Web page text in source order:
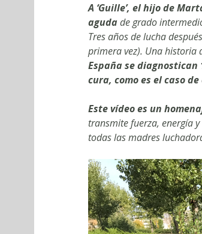
A ‘Guille’, el hijo de
agudade grado
Tres años de lucha
primera vez). Una historia
España se diagnostican
cura, como es el caso
Este vídeo es un
transmite fuerza, energía
todas las madres